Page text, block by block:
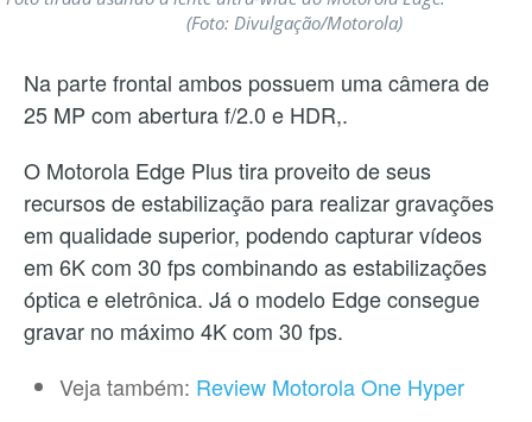
(Foto: Divulgação/Motorola)
Na parte frontal ambos possuem uma câmera de
25 MP com abertura f/2.0 e HDR,.
O Motorola Edge Plus tira proveito de seus
recursos de estabilização para realizar gravações
em qualidade superior, podendo capturar vídeos
em 6K com 30 fps combinando as estabilizações
óptica e eletrônica. Já o modelo Edge consegue
gravar no máximo 4K com 30 fps.
Veja também: Review Motorola One Hyper